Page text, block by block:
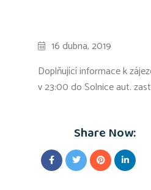
16 dubna, 2019
Doplňující informace k
v 23:00 do Solnice aut.
Share Now: